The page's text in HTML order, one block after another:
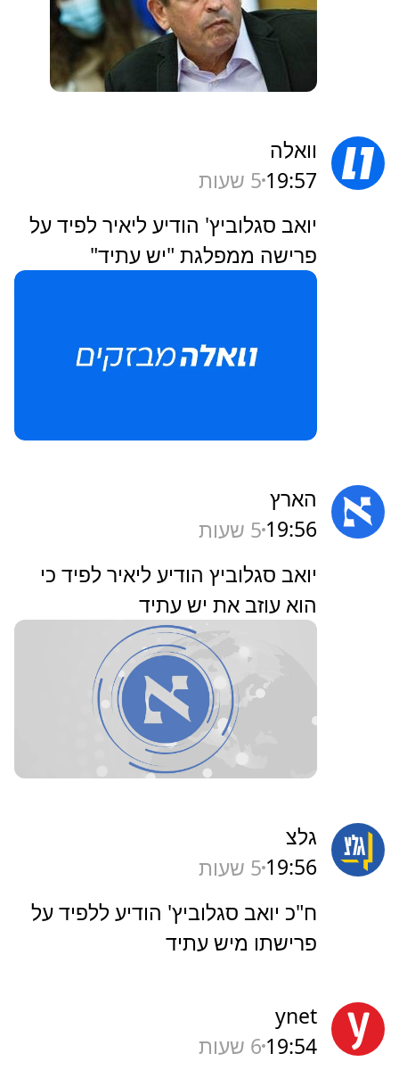
וואלה
19:57 5 שעות
יואב סגלוביץ' הודיע ליאיר לפיד על
פרישה ממפלגת "יש עתיד"
הארץ
19:56 5 שעות
‏יואב סגלוביץ הודיע ליאיר לפיד כי
הוא עוזב את יש עתיד
גלצ
19:56 5 שעות
ח"כ יואב סגלוביץ' הודיע ללפיד על
פרישתו מיש עתיד
ynet
19:54 6 שעות